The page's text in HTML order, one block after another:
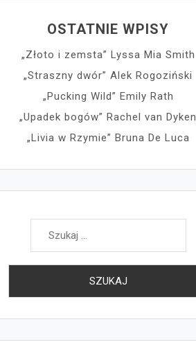
OSTATNIE WPISY
„Złoto i zemsta” Lyssa Mia Smith
„Straszny dwór” Alek Rogoziński
„Pucking Wild” Emily Rath
„Upadek bogów” Rachel van Dyken
„Livia w Rzymie” Bruna De Luca
Szukaj: